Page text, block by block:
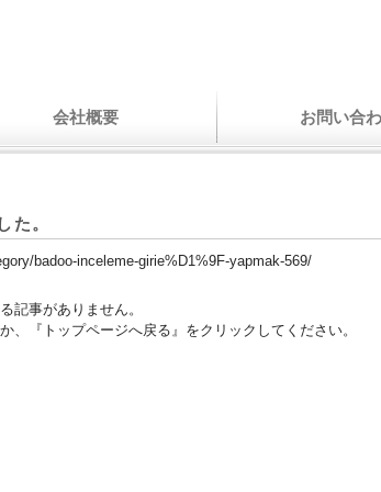
会社概要 お問い合
た。
badoo-inceleme-girie%D1%9F-yapmak-569/
記事がありません。
、『トップページへ戻る』をクリックしてください。